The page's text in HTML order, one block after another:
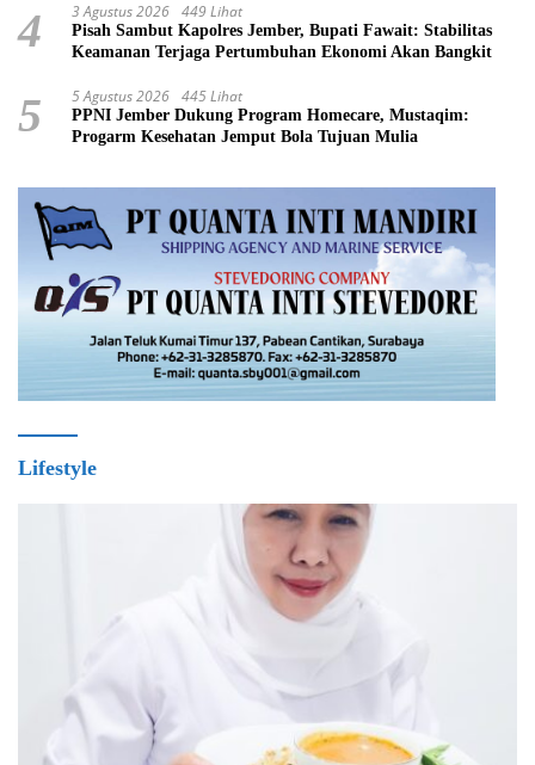
4 3 Agustus 2026 449 Lihat
Pisah Sambut Kapolres Jember, Bupati Fawait: Stabilitas
Keamanan Terjaga Pertumbuhan Ekonomi Akan Bangkit
5 5 Agustus 2026 445 Lihat
PPNI Jember Dukung Program Homecare, Mustaqim:
Progarm Kesehatan Jemput Bola Tujuan Mulia
Lifestyle